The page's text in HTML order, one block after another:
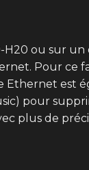
ou sur
Pour ce
est
pour
plus de